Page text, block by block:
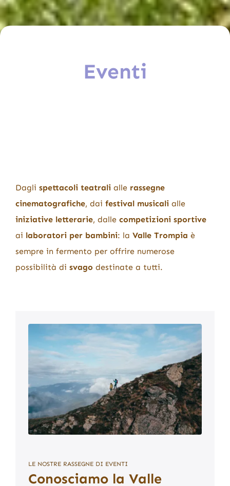
Eventi
Dagli spettacoli teatraliallerassegne
cinematografiche, dai festival musicalialle
iniziative letterarie, dalle competizioni sportive
ai laboratori per bambini: la Valle Trompia è
sempre in fermento per offrire numerose
possibilità di svago destinate a tutti.
LE NOSTRE RASSEGNE DI EVENTI
Conosciamo la Valle